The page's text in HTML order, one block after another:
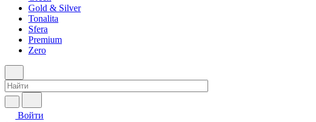
Gold & Silver
Tonalita
Sfera
Premium
Zero
Войти